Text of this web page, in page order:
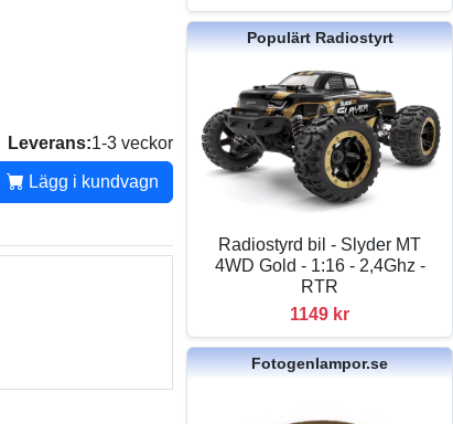
Leverans:1-3 veckor
Lägg i kundvagn
Populärt Radiostyrt
Radiostyrd bil - Slyder MT
4WD Gold - 1:16 - 2,4Ghz -
RTR
1149 kr
Fotogenlampor.se